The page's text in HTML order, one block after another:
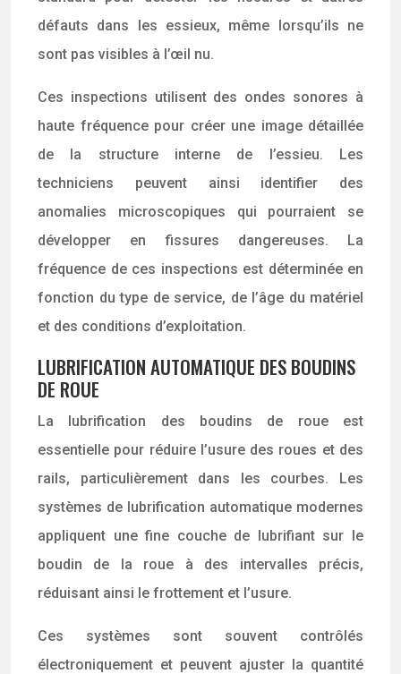
défauts dans les essieux, même lorsqu’ils ne
sont pas visibles à l’œil nu.
Ces inspections utilisent des ondes sonores à
haute fréquence pour créer une image détaillée
de la structure interne de l’essieu. Les
techniciens peuvent ainsi identifier des
anomalies microscopiques qui pourraient se
développer en fissures dangereuses. La
fréquence de ces inspections est déterminée en
fonction du type de service, de l’âge du matériel
et des conditions d’exploitation.
LUBRIFICATION AUTOMATIQUE DES BOUDINS
DE ROUE
La lubrification des boudins de roue est
essentielle pour réduire l’usure des roues et des
rails, particulièrement dans les courbes. Les
systèmes de lubrification automatique modernes
appliquent une fine couche de lubrifiant sur le
boudin de la roue à des intervalles précis,
réduisant ainsi le frottement et l’usure.
Ces systèmes sont souvent contrôlés
électroniquement et peuvent ajuster la quantité